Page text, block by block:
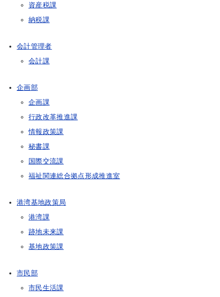
資産税課
納税課
会計管理者
会計課
企画部
企画課
行政改革推進課
情報政策課
秘書課
国際交流課
福祉関連総合拠点形成推進室
港湾基地政策局
港湾課
跡地未来課
基地政策課
市民部
市民生活課